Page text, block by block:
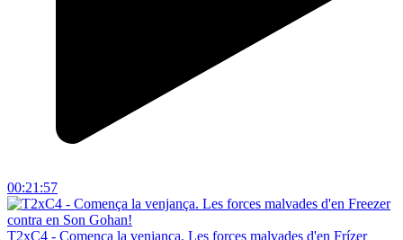
00:21:57
T2xC4 - Comença la venjança. Les forces malvades d'en Frízer